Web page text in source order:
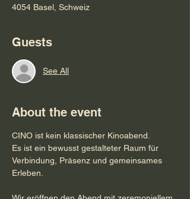
4054 Basel, Schweiz
Guests
See All
About the event
CINO ist kein klassischer Kinoabend.
Es ist ein bewusst gestalteter Raum für
Verbindung, Präsenz und gemeinsames
Erleben.